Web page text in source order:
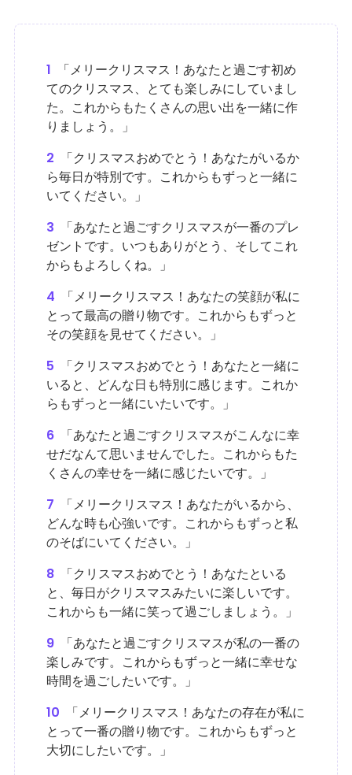
1
「メリークリスマス！あなたと過ごす初め
てのクリスマス、とても楽しみにしていまし
た。これからもたくさんの思い出を一緒に作
りましょう。」
2
「クリスマスおめでとう！あなたがいるか
ら毎日が特別です。これからもずっと一緒に
いてください。」
3
「あなたと過ごすクリスマスが一番のプレ
ゼントです。いつもありがとう、そしてこれ
からもよろしくね。」
4
「メリークリスマス！あなたの笑顔が私に
とって最高の贈り物です。これからもずっと
その笑顔を見せてください。」
5
「クリスマスおめでとう！あなたと一緒に
いると、どんな日も特別に感じます。これか
らもずっと一緒にいたいです。」
6
「あなたと過ごすクリスマスがこんなに幸
せだなんて思いませんでした。これからもた
くさんの幸せを一緒に感じたいです。」
7
「メリークリスマス！あなたがいるから、
どんな時も心強いです。これからもずっと私
のそばにいてください。」
8
「クリスマスおめでとう！あなたといる
と、毎日がクリスマスみたいに楽しいです。
これからも一緒に笑って過ごしましょう。」
9
「あなたと過ごすクリスマスが私の一番の
楽しみです。これからもずっと一緒に幸せな
時間を過ごしたいです。」
10
「メリークリスマス！あなたの存在が私に
とって一番の贈り物です。これからもずっと
大切にしたいです。」